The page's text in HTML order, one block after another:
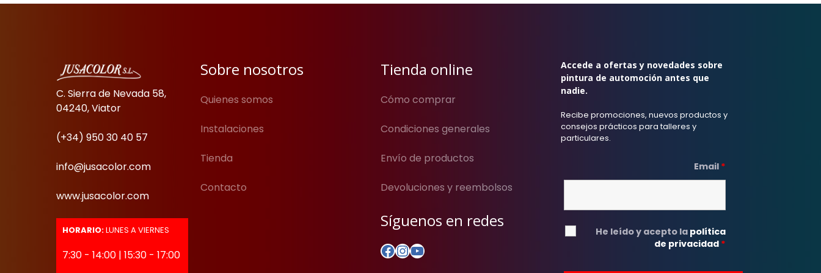
C. Sierra de Nevada 58,
04240, Viator
(+34) 950 30 40 57
info@jusacolor.com
www.jusacolor.com
HORARIO:LUNES A VIERNES
7:30 - 14:00 | 15:30 - 17:00
Sobre nosotros
Quienes somos
Instalaciones
Tienda
Contacto
Tienda online
Cómo comprar
Condiciones generales
Envío de productos
Devoluciones y reembolsos
Síguenos en redes
Facebook
Instagram
YouTube
Accede a ofertas y novedades sobre
pintura de automoción antes que
nadie.
Recibe promociones, nuevos productos y
consejos prácticos para talleres y
particulares.
Email *
He leído y acepto la política
de privacidad *